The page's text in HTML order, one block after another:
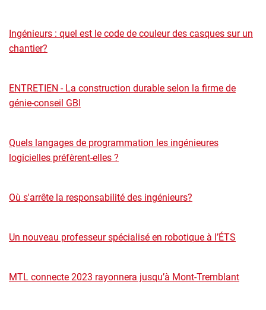
Ingénieurs : quel est le code de couleur des casques sur un
chantier?
ENTRETIEN - La construction durable selon la firme de
génie-conseil GBI
Quels langages de programmation les ingénieures
logicielles préfèrent-elles ?
Où s'arrête la responsabilité des ingénieurs?
Un nouveau professeur spécialisé en robotique à l’ÉTS
MTL connecte 2023 rayonnera jusqu’à Mont-Tremblant